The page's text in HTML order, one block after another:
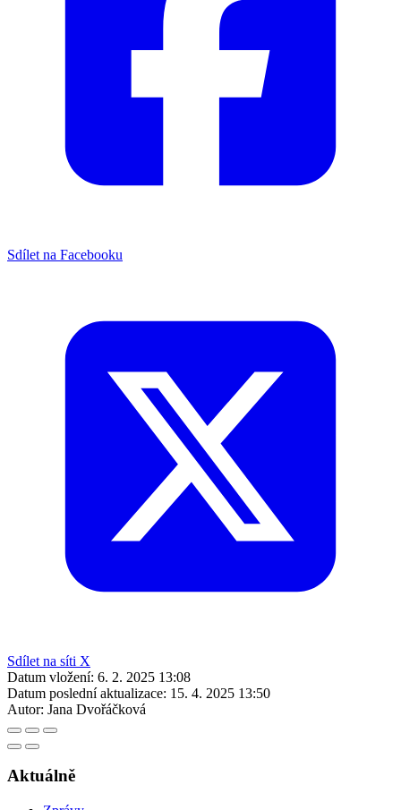
Sdílet na Facebooku
Sdílet na síti X
Datum vložení: 6. 2. 2025 13:08
Datum poslední aktualizace: 15. 4. 2025 13:50
Autor: Jana Dvořáčková
Aktuálně